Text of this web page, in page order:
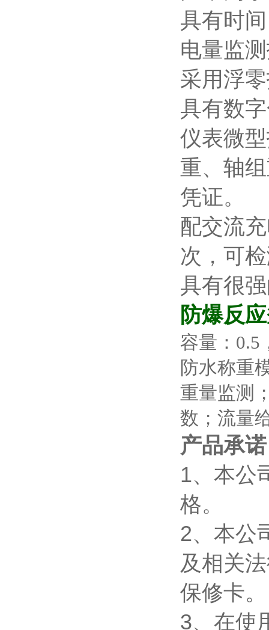
具有时
电量监
采用浮
具有数
仪表微
重、轴
凭证。
配交流
次，可
具有很
防爆反
容量：0.5
防水称重
重量监测
数；流量
产品承诺
1、本公
格。
2、本公
及相关
保修卡。
3、在使